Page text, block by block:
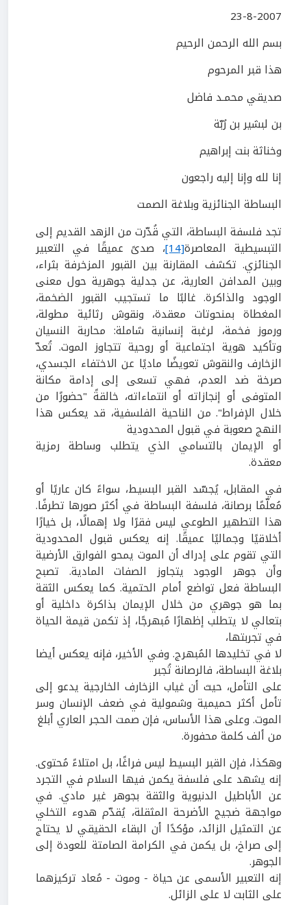
23-8-2007
بسم الله الرحمن الرحيم
هذا قبر المرحوم
صديقي محمـد فاضل
بن لبشير بن رُبّة
وخناثة بنت إبراهيم
إنا لله وإنا إليه راجعون
البساطة الجنائزية وبلاغة الصمت
تجد فلسفة البساطة، التي قُدّرت من الزهد القديم إلى
التبسيطية المعاصرة[14]، صدىً عميقًا في التعبير
الجنائزي. تكشف المقارنة بين القبور المزخرفة بثراء،
وبين المدافن العارية، عن جدلية جوهرية حول معنى
الوجود والذاكرة. غالبًا ما تستجيب القبور الضخمة،
المغطاة بمنحوتات معقدة، ونقوش رثائية مطولة،
ورموز فخمة، لرغبة إنسانية شاملة: محاربة النسيان
وتأكيد هوية اجتماعية أو روحية تتجاوز الموت. تُعدّ
الزخارف والنقوش تعويضًا ماديًا عن الاختفاء الجسدي،
صرخة ضد العدم، فهي تسعى إلى إدامة مكانة
المتوفى أو إنجازاته أو انتماءاته، خالقةً "حضورًا من
خلال الإفراط". من الناحية الفلسفية، قد يعكس هذا
النهج صعوبة في قبول المحدودية
أو الإيمان بالتسامي الذي يتطلب وساطة رمزية
معقدة.
في المقابل، يُجسّد القبر البسيط، سواءً كان عاريًا أو
مُعلّمًا برصانة، فلسفة البساطة في أكثر صورها تطرفًا.
هذا التطهير الطوعي ليس فقرًا ولا إهمالًا، بل خيارًا
أخلاقيًا وجماليًا عميقًا. إنه يعكس قبول المحدودية
التي تقوم على إدراك أن الموت يمحو الفوارق الأرضية
وأن جوهر الوجود يتجاوز الصفات المادية. تصبح
البساطة فعل تواضع أمام الحتمية. كما يعكس الثقة
بما هو جوهري من خلال الإيمان بذاكرة داخلية أو
بتعالي لا يتطلب إظهارًا مُبهرجًا، إذ تكمن قيمة الحياة
في تجربتها،
لا في تخليدها المُبهرج. وفي الأخير، فإنه يعكس أيضا
بلاغة البساطة، فالرصانة تُجبر
على التأمل، حيث أن غياب الزخارف الخارجية يدعو إلى
تأمل أكثر حميمية وشمولية في ضعف الإنسان وسر
الموت. وعلى هذا الأساس، فإن صمت الحجر العاري أبلغ
من ألف كلمة محفورة.
وهكذا، فإن القبر البسيط ليس فراغًا، بل امتلاءً مُحتوى.
إنه يشهد على فلسفة يكمن فيها السلام في التجرد
عن الأباطيل الدنيوية والثقة بجوهر غير مادي. في
مواجهة ضجيج الأضرحة المثقلة، يُقدّم هدوء التخلي
عن التمثيل الزائد، مؤكدًا أن البقاء الحقيقي لا يحتاج
إلى صراخ، بل يكمن في الكرامة الصامتة للعودة إلى
الجوهر.
إنه التعبير الأسمى عن حياة - وموت - مُعاد تركيزهما
على الثابت لا على الزائل.